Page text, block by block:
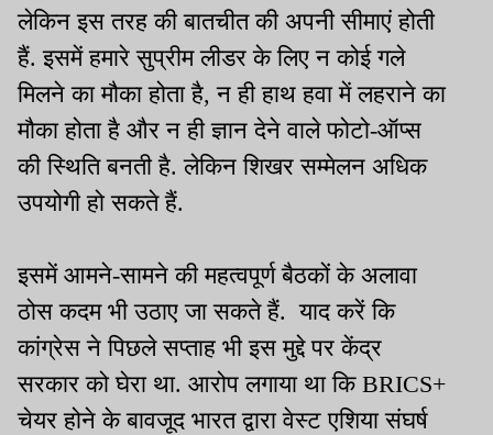
लेकिन इस तरह की बातचीत की अपनी सीमाएं होती
हैं. इसमें हमारे सुप्रीम लीडर के लिए न कोई गले
मिलने का मौका होता है, न ही हाथ हवा में लहराने का
मौका होता है और न ही ज्ञान देने वाले फोटो-ऑप्स
की स्थिति बनती है. लेकिन शिखर सम्मेलन अधिक
उपयोगी हो सकते हैं.
इसमें आमने-सामने की महत्वपूर्ण बैठकों के अलावा
ठोस कदम भी उठाए जा सकते हैं. याद करें कि
कांग्रेस ने पिछले सप्ताह भी इस मुद्दे पर केंद्र
सरकार को घेरा था. आरोप लगाया था कि BRICS+
चेयर होने के बावजूद भारत द्वारा वेस्ट एशिया संघर्ष